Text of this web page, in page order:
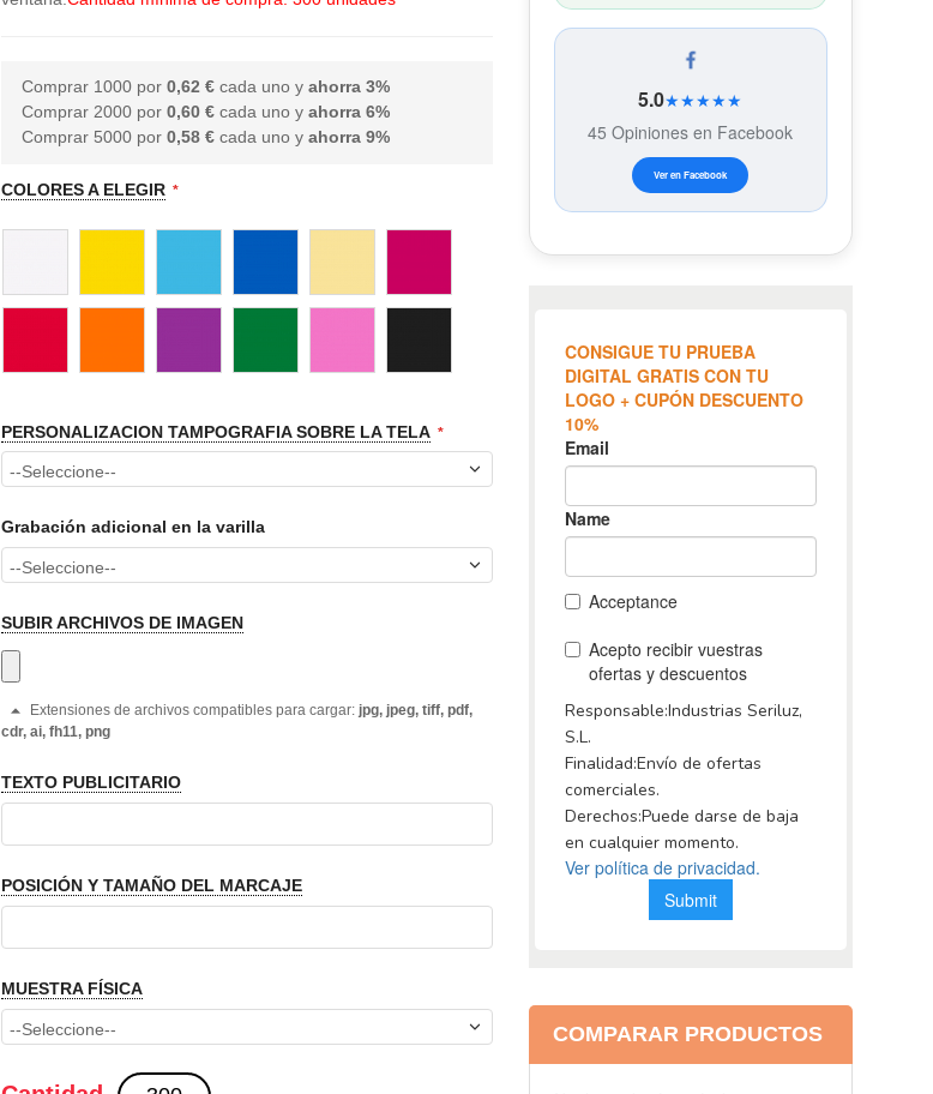
Comprar 1000 por0,62 € cada uno yahorra3%
Comprar 2000 por0,60 € cada uno yahorra6%
Comprar 5000 por0,58 € cada uno yahorra9%
COLORES A ELEGIR
PERSONALIZACION TAMPOGRAFIA SOBRE LA TELA
Grabación adicional en la varilla
SUBIR ARCHIVOS DE IMAGEN
Extensiones de archivos compatibles para cargar: jpg, jpeg, tiff, pdf,
cdr, ai, fh11, png
TEXTO PUBLICITARIO
POSICIÓN Y TAMAÑO DEL MARCAJE
MUESTRA FÍSICA
5.0★★★★★
45 Opiniones en Facebook
Ver en Facebook
COMPARAR PRODUCTOS